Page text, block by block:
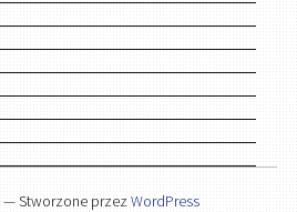
— Stworzone przez WordPress